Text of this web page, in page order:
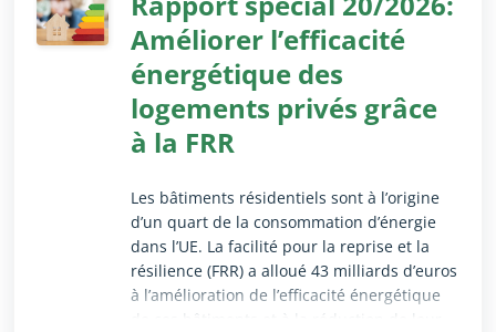
Améliorer l’efficacité
énergétique des
logements privés grâce
à la FRR
Les bâtiments résidentiels sont à l’origine
d’un quart de la consommation d’énergie
dans l’UE. La facilité pour la reprise et la
résilience (FRR) a alloué 43 milliards d’euros
à l’amélioration de l’efficacité énergétique
de ces bâtiments et à la réduction de leur